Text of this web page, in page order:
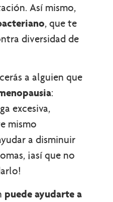
Así mismo,
, que te
diversidad de
a alguien que
:
excesiva,
mismo
a disminuir
¡así que no
puede ayudarte a